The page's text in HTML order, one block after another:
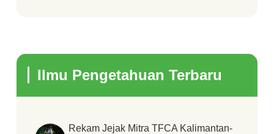
Ilmu Pengetahuan Terbaru
Rekam Jejak Mitra TFCA Kalimantan-